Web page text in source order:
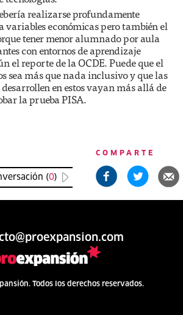
realizarse profundamente
variables económicas pero también el
tener menor alumnado por aula
con entornos de aprendizaje
el reporte de la OCDE. Puede que el
sea más que nada inclusivo y que las
en estos vayan más allá de
la prueba PISA.
(0)
COMPARTE
Todos los derechos reservados.